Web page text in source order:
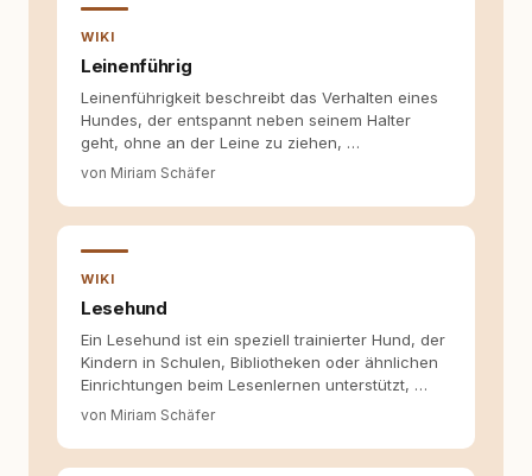
Wissen ersetzt – nicht umgekehrt. Aus dieser
Hundehalter:innen in Deutschland, Österreich
und der Schweiz. Meine Überzeugung:
Tierschutz beginnt mit Wissen. Wer seinen
Hund versteht, trifft bessere Entscheidungen –
für ein Zusammenleben, das beiden guttut.
WIKI
Leinenführig
Leinenführigkeit beschreibt das Verhalten eines
Hundes, der entspannt neben seinem Halter
geht, ohne an der Leine zu ziehen, …
von Miriam Schäfer
WIKI
Lesehund
Ein Lesehund ist ein speziell trainierter Hund, der
Kindern in Schulen, Bibliotheken oder ähnlichen
Einrichtungen beim Lesenlernen unterstützt, …
von Miriam Schäfer